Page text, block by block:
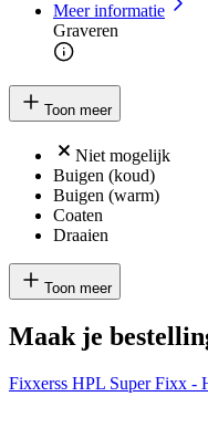
Meer informatie
Graveren
Toon meer
Niet mogelijk
Buigen (koud)
Buigen (warm)
Coaten
Draaien
Toon meer
Maak je
Fixxerss HPL Super Fixx -